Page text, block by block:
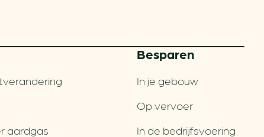
aardgas
Besparen
In je gebouw
Op vervoer
In de bedrijfsvoering